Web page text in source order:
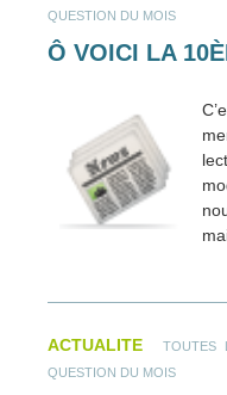
QUESTION DU MOIS
Ô VOICI LA
ACTUALITE TOUTES
QUESTION DU MOIS